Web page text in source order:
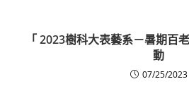
「 2023樹科大表藝系－暑期百
動
07/25/2023